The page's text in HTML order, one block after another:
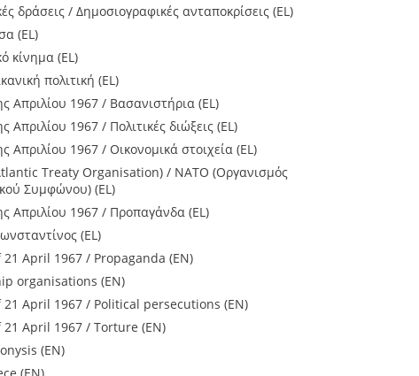
δράσεις / Δημοσιογραφικές ανταποκρίσεις (EL)
(EL)
κίνημα (EL)
πολιτική (EL)
Απριλίου 1967 / Βασανιστήρια (EL)
Απριλίου 1967 / Πολιτικές διώξεις (EL)
Απριλίου 1967 / Οικονομικά στοιχεία (EL)
Treaty Organisation) / NATO (Οργανισμός
Συμφώνου) (EL)
Απριλίου 1967 / Προπαγάνδα (EL)
(EL)
April 1967 / Propaganda (EN)
organisations (EN)
April 1967 / Political persecutions (EN)
April 1967 / Torture (EN)
(EN)